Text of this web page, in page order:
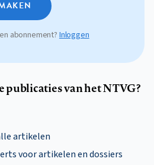
abonnement?Inloggen
publicaties van het NTVG?
artikelen
voor artikelen en dossiers